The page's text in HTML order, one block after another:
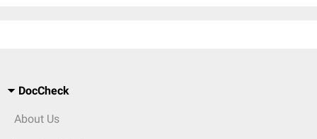
DocCheck
About Us